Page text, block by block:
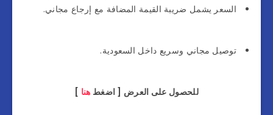
السعر يشمل ضريبة القيمة المضافة مع إرجاع مجاني.
توصيل مجاني وسريع داخل السعودية.
للحصول على العرض [ اضغط هنا ]